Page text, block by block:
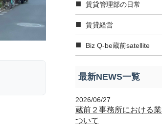
賃貸管理部の日常
賃貸経営
Biz Q-be蔵前satellite
最新NEWS一覧
2026/06/27
蔵前２事務所における
ついて